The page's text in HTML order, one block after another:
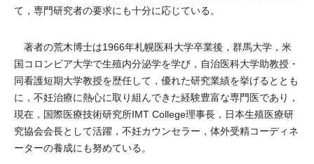
て，専門研究者の要求にも十分に応じている。
著者の荒木博士は1966年札幌医科大学卒業後，群馬大学，米
国コロンビア大学で生殖内分泌学を学び，自治医科大学助教授・
同看護短期大学教授を歴任して，優れた研究業績を挙げるととも
に，不妊治療に熱心に取り組んできた経験豊富な専門医であり，
現在，国際医療技術研究所IMT College理事長，日本生殖医療研
究協会会長として活躍，不妊カウンセラー，体外受精コーディネ
ーターの養成にも努めている。